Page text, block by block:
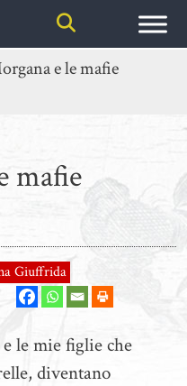
e le mafie
mafie
Giuffrida
le mie figlie che
diventano